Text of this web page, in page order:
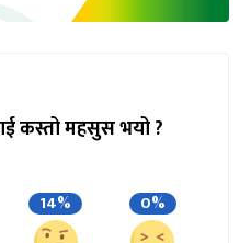
कस्तो महसुस भयो ?
14% 0%